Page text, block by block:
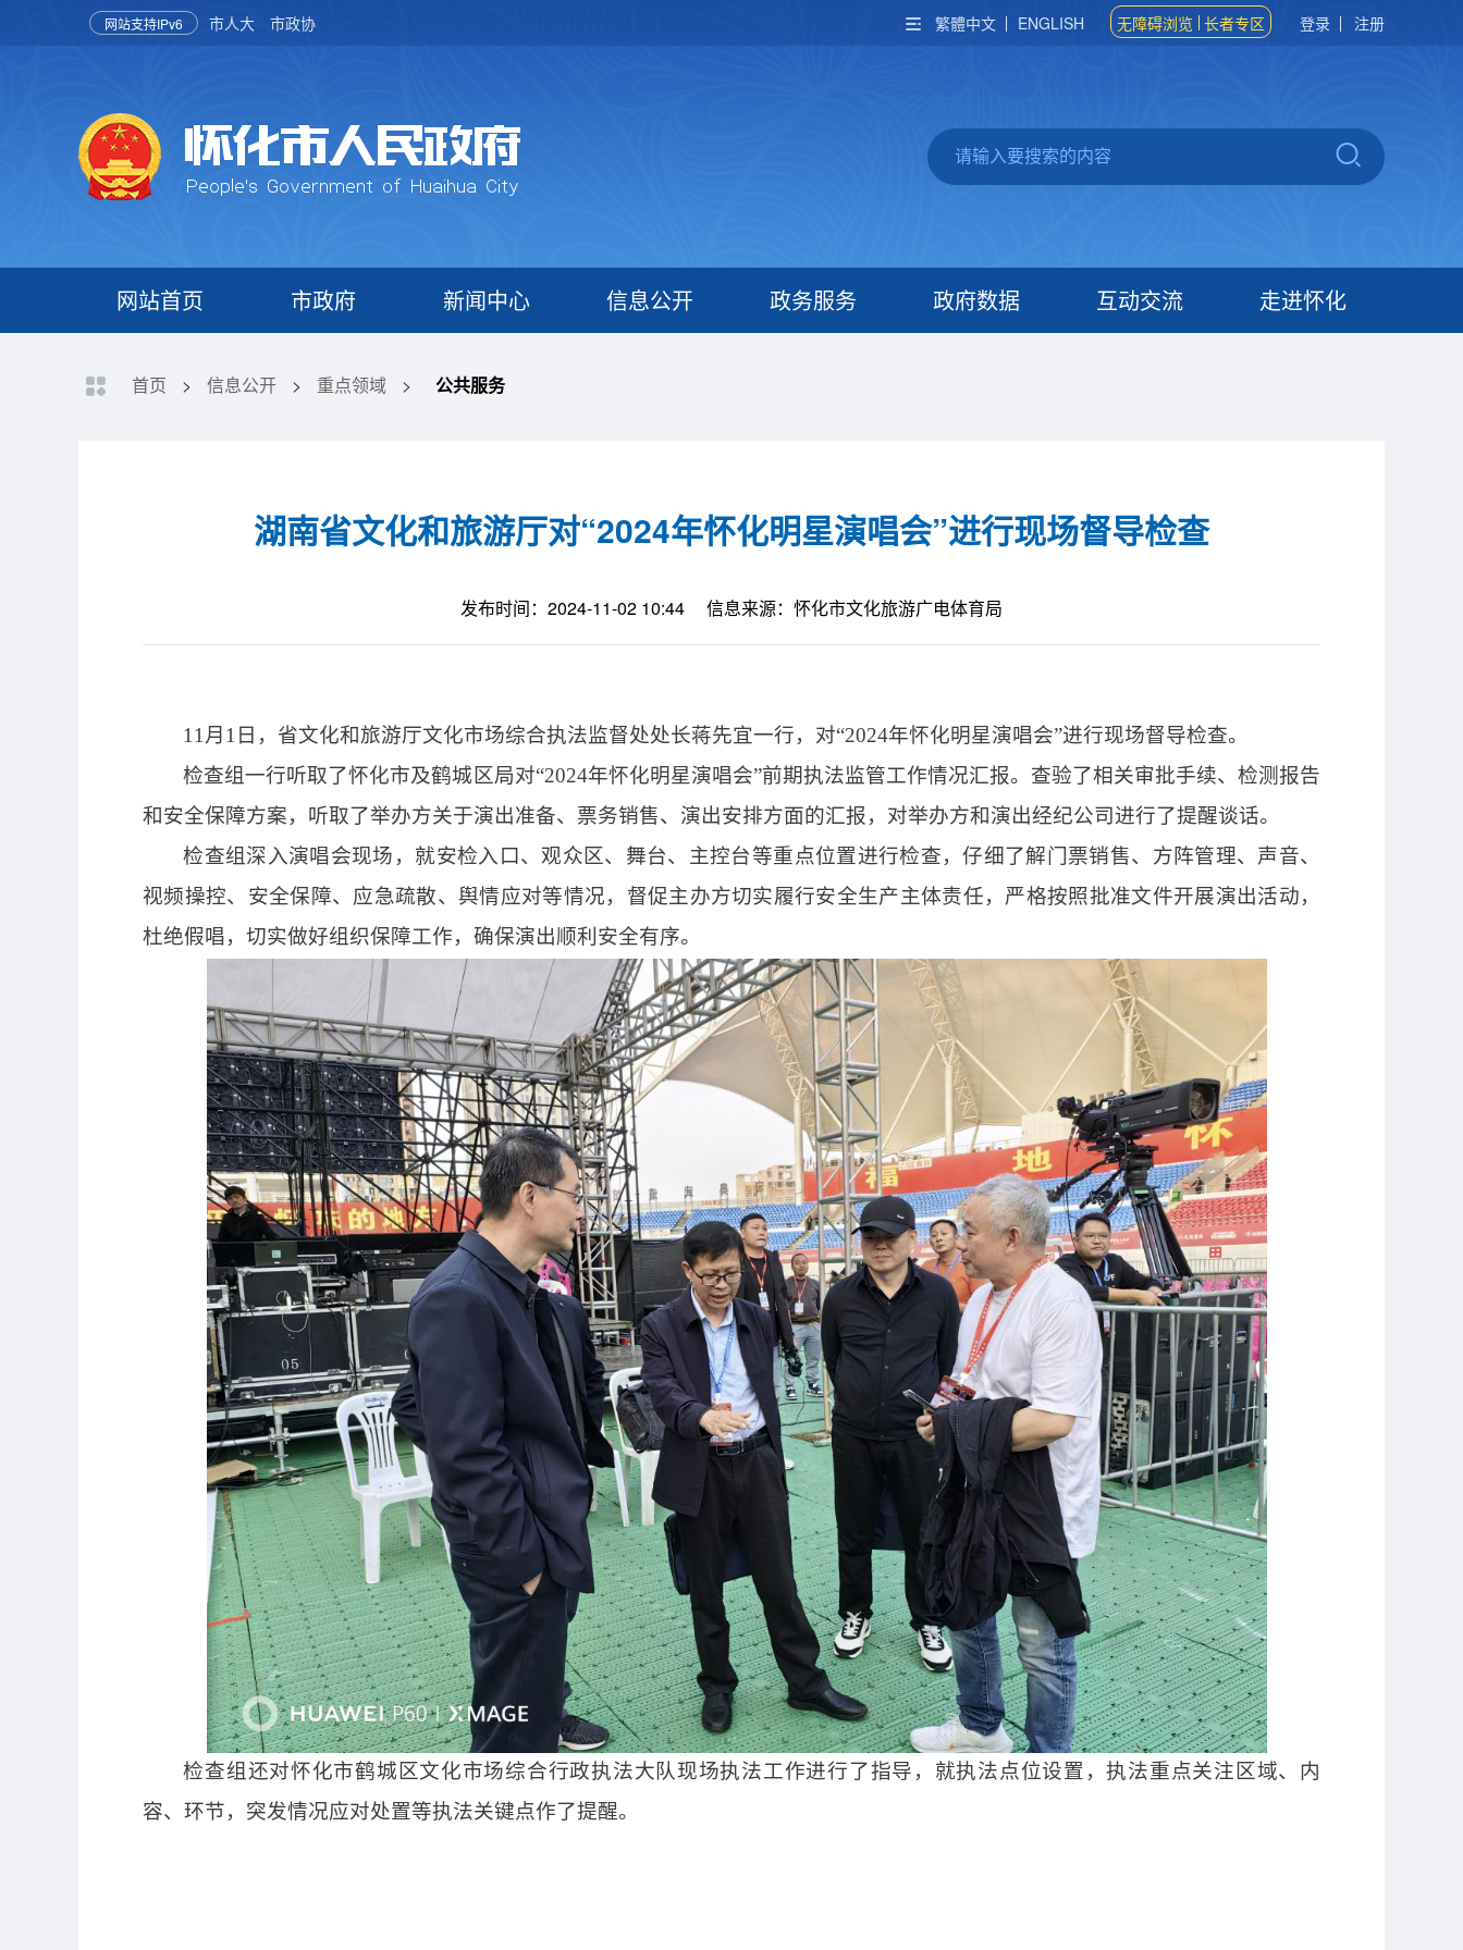
网站支持IPv6 市人大 市政协 繁體中文 ENGLISH 无障碍浏览 长者专区 登录 注册
网站首页 市政府 新闻中心 信息公开 政务服务 政府数据 互动交流 走进怀化
首页 > 信息公开 > 重点领域 > 公共服务
湖南省文化和旅游厅对“2024年怀化明星演唱会”进行现场督导检查
发布时间：2024-11-02 10:44 信息来源：怀化市文化旅游广电体育局
11月1日，省文化和旅游厅文化市场综合执法监督处处长蒋先宜一行，对“2024年怀化明星演唱会”进行现场督导检查。
检查组一行听取了怀化市及鹤城区局对“2024年怀化明星演唱会”前期执法监管工作情况汇报。查验了相关审批手续、检测报告
和安全保障方案，听取了举办方关于演出准备、票务销售、演出安排方面的汇报，对举办方和演出经纪公司进行了提醒谈话。
检查组深入演唱会现场，就安检入口、观众区、舞台、主控台等重点位置进行检查，仔细了解门票销售、方阵管理、声音、
视频操控、安全保障、应急疏散、舆情应对等情况，督促主办方切实履行安全生产主体责任，严格按照批准文件开展演出活动，
杜绝假唱，切实做好组织保障工作，确保演出顺利安全有序。
检查组还对怀化市鹤城区文化市场综合行政执法大队现场执法工作进行了指导，就执法点位设置，执法重点关注区域、内
容、环节，突发情况应对处置等执法关键点作了提醒。